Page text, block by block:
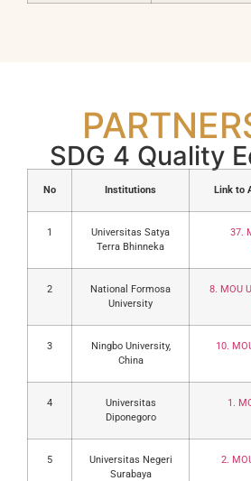
SDG 4 Quality
No Institutions Link to
1
Universitas Satya
Terra Bhinneka
37.
2
National Formosa
University
8. MOU
3
Ningbo University,
China
10.
4
Universitas
Diponegoro
1.
5
Universitas Negeri
Surabaya
2.